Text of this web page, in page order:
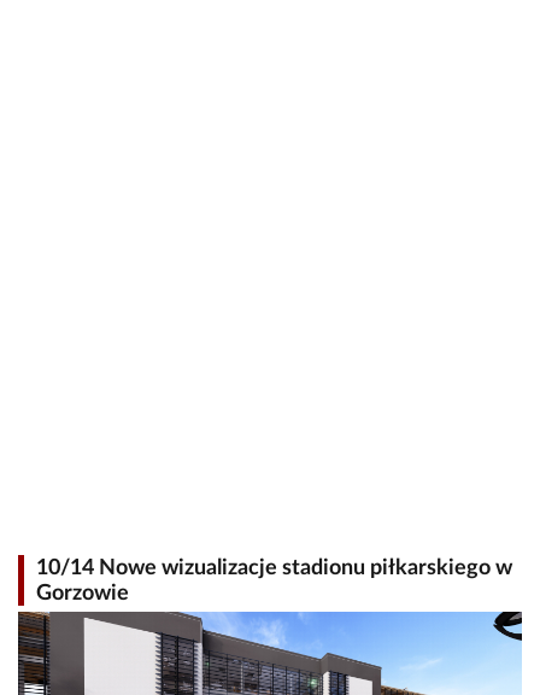
10/14 Nowe wizualizacje stadionu piłkarskiego w
Gorzowie